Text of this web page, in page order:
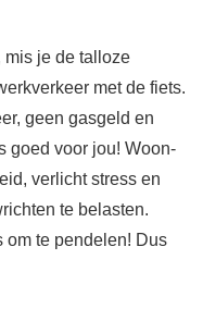
mis je de talloze
met de fiets.
geen gasgeld en
goed voor jou! Woon-
verlicht stress en
te belasten.
om te pendelen! Dus